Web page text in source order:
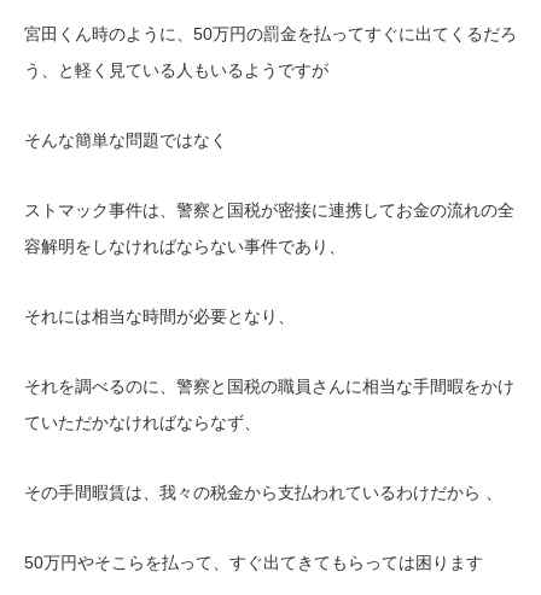
宮田くん時のように、50万円の罰金を払ってすぐに出てくるだろ
う、と軽く見ている人もいるようですが
そんな簡単な問題ではなく
ストマック事件は、警察と国税が密接に連携してお金の流れの全
容解明をしなければならない事件であり、
それには相当な時間が必要となり、
それを調べるのに、警察と国税の職員さんに相当な手間暇をかけ
ていただかなければならなず、
その手間暇賃は、我々の税金から支払われているわけだから 、
50万円やそこらを払って、すぐ出てきてもらっては困ります